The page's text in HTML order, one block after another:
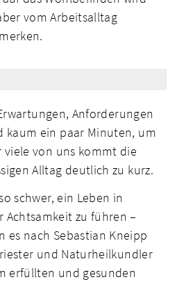
vom Arbeitsalltag
Anforderungen
kaum ein paar Minuten, um
von uns kommt die
Alltag deutlich zu kurz.
schwer, ein Leben in
zu führen –
es nach Sebastian Kneipp
und Naturheilkundler
erfüllten und gesunden